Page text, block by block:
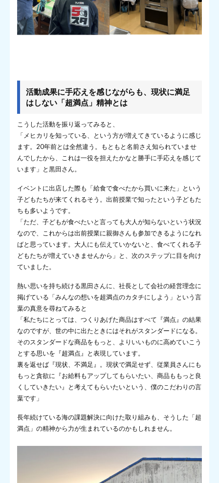
活動成果に手応えを感じながらも、現状に満足
はしない「超満点」精神とは
こうした活動を振り返ってみると、
「メヒカリを知っている、という方が増えてきているように感じ
ます。20年前とは全然違う。もともと名前さえ知られていませ
んでしたから、これは一役を担えたかなと勝手に手応えを感じて
います」と黒田さん。
イベントに出店した際も「給食で食べたから買いに来た」という
子どもたちが来てくれるそう。出前授業で知ったという子どもた
ちも多いようです。
「ただ、子どもが食べたいと言っても大人が知らないという状況
なので、これからは出前授業に親御さんも参加できるようになれ
ばと思っています。大人にも伝えていかないと、食べてくれる子
どもたちが増えていきませんから」と、次のステップに目を向け
ていました。
熱い思いを持ち続ける黒田さんに、社長として会社の経営理念に
掲げている「みんなの想いを超満点のカタチにしよう」という言
葉の真意を尋ねてみると
「私たちにとっては、つくりあげた商品はすべて『満点』の結果
なのですが、世の中に出たときにはそれがスタンダードになる。
そのスタンダードな商品をもっと、よりいいものに高めていこう
とする思いを『超満点』と表現しています。
裏を返せば『現状、不満足』。現状で満足せず、従業員さんにも
もっと貪欲に『お給料もアップしてもらいたい、商品ももっと良
くしていきたい』と考えてもらいたいという、僕のこだわりの言
葉です」
長年続けている海の課題解決に向けた取り組みも、そうした「超
満点」の精神から力が生まれているのかもしれません。